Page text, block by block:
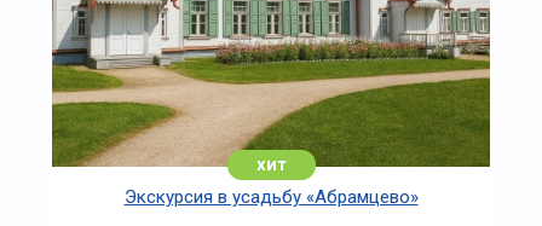
хит
Экскурсия в усадьбу «Абрамцево»